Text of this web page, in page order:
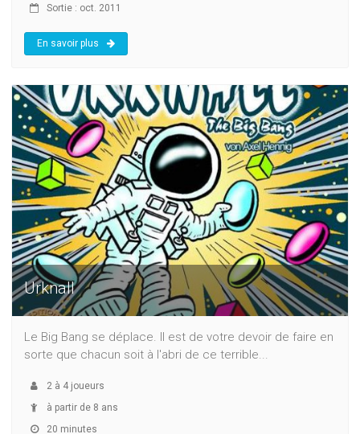
Sortie : oct. 2011
En savoir plus
Urknall
Le Big Bang se déplace. Il est de votre devoir de faire en
sorte que chacun soit à l'abri de ce terrible...
2 à 4 joueurs
à partir de 8 ans
20 minutes